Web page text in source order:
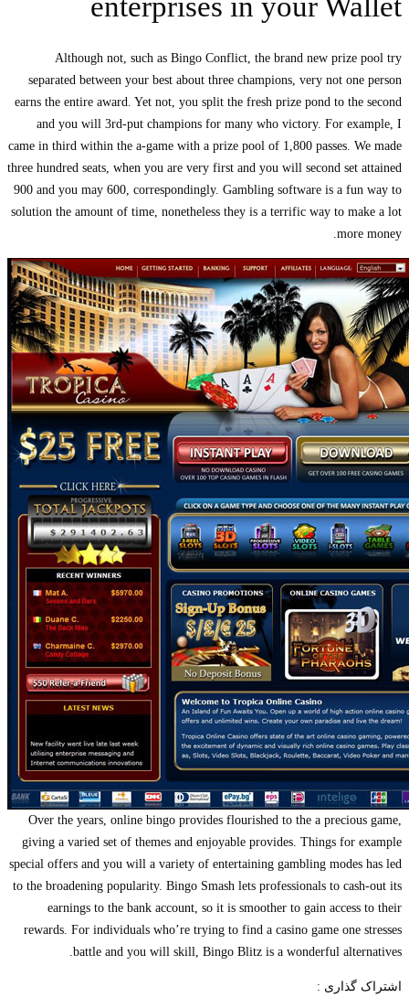
Although not, such as Bingo Conflict, the brand new
separated between your best about three champions, very not
earns the entire award. Yet not, you split the fresh prize pond to
and you will 3rd-put champions for many who victory. For
came in third within the a-game with a prize pool of 1,800 passes.
three hundred seats, when you are very first and you will second
900 and you may 600, correspondingly. Gambling software is a
solution the amount of time, nonetheless they is a terrific way to
Over the years, online bingo provides flourished to the a
giving a varied set of themes and enjoyable provides. Things
special offers and you will a variety of entertaining gambling
to the broadening popularity. Bingo Smash lets professionals to
earnings to the bank account, so it is smoother to gain
rewards. For individuals who’re trying to find a casino game
battle and you will skill, Bingo Blitz is a wonderful
: